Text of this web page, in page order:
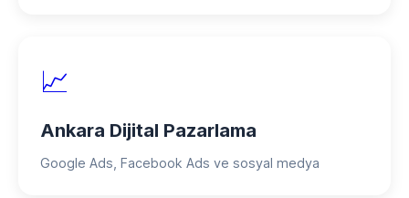
📈
Ankara Dijital Pazarlama
Google Ads, Facebook Ads ve sosyal medya